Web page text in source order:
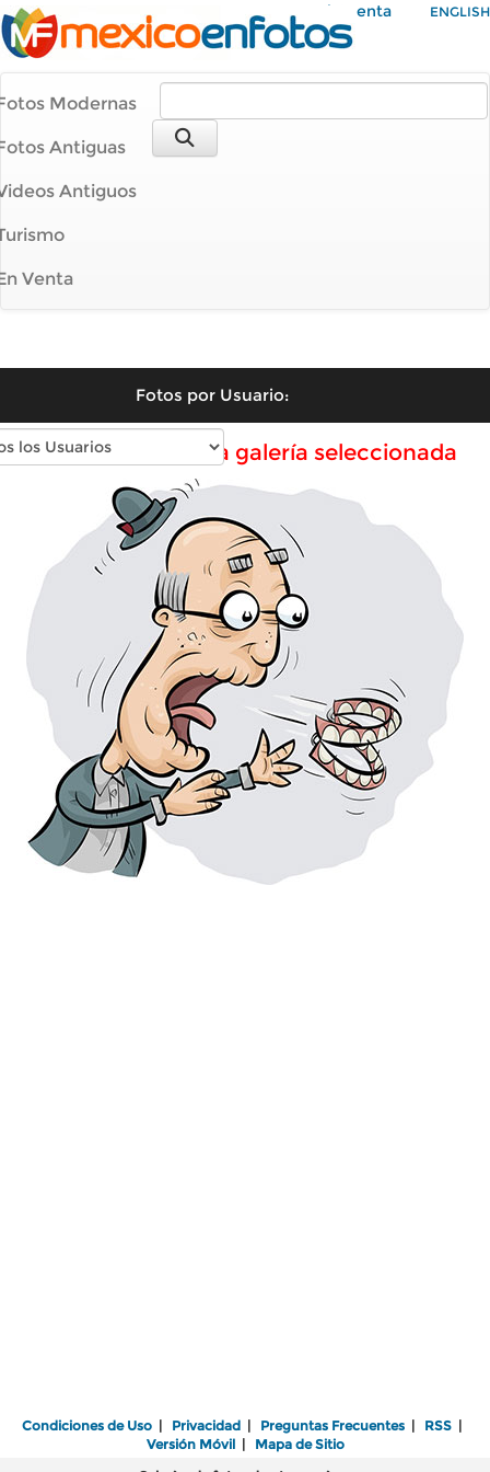
Mi Cuenta ENGLISH
Modernas
Antiguas
Antiguos
Venta
Fotos por Usuario:
No hay fotos en la galería seleccionada
Condiciones de Uso | Privacidad | Preguntas Frecuentes | RSS |
Versión Móvil| Mapa de Sitio